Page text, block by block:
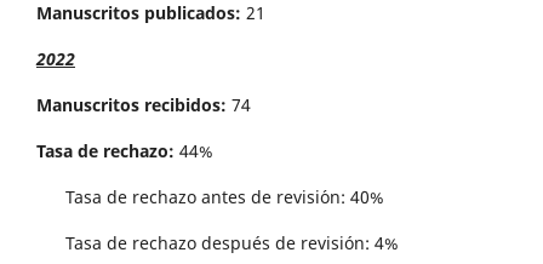
Manuscritos publicados: 21
2022
Manuscritos recibidos: 74
Tasa de rechazo: 44%
Tasa de rechazo antes de revisi´on: 40%
Tasa de rechazo después de revisión: 4%